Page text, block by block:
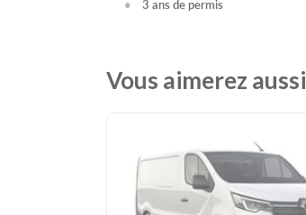
3 ans de permis
Vous aimerez aussi